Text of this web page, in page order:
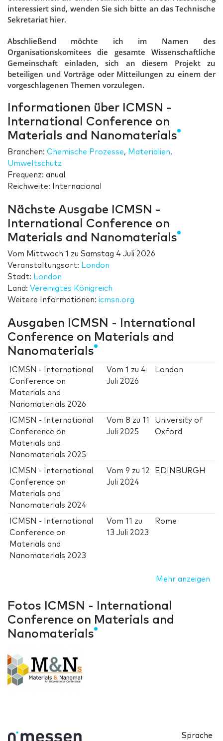
interessiert sind, wenden Sie sich bitte an das Technische
Sekretariat hier.
Abschließend möchte ich im Namen des
Organisationskomitees die gesamte Wissenschaftliche
Gemeinschaft einladen, sich an diesem Projekt zu
beteiligen und Vorträge oder Mitteilungen zu einem der
vorgeschlagenen Themen vorzulegen.
Informationen über ICMSN -
International Conference on
Materials and Nanomaterials
Branchen: Chemische Prozesse, Materialien,
Umweltschutz
Frequenz: anual
Reichweite: Internacional
Nächste Ausgabe ICMSN -
International Conference on
Materials and Nanomaterials
Vom Mittwoch 1 zu Samstag 4 Juli 2026
Veranstaltungsort: London
Stadt: London
Land: Vereinigtes Königreich
Weitere Informationen: icmsn.org
Ausgaben ICMSN - International
Conference on Materials and
Nanomaterials
ICMSN - International
Conference on
Materials and
Nanomaterials 2026
Vom1 zu 4
Juli 2026
London
ICMSN - International
Conference on
Materials and
Nanomaterials 2025
Vom8 zu11
Juli 2025
University of
Oxford
ICMSN - International
Conference on
Materials and
Nanomaterials 2024
Vom9 zu12
Juli 2024
EDINBURGH
ICMSN - International
Conference on
Materials and
Nanomaterials 2023
Vom11 zu
13 Juli 2023
Rome
Mehr anzeigen
Fotos ICMSN - International
Conference on Materials and
Nanomaterials
Sprache